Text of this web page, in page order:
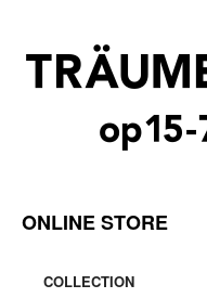
ONLINE STORE
COLLECTION